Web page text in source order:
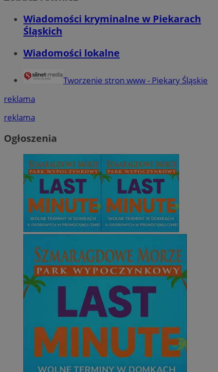
Wiadomości kryminalne w Piekarach
Śląskich
Wiadomości lokalne
Tworzenie stron www - Piekary Śląskie
reklama
reklama
Ogłoszenia